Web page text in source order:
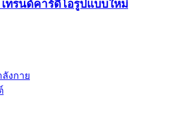
เทรนด์คาร์ดิโอรูปแบบใหม่
งกาย